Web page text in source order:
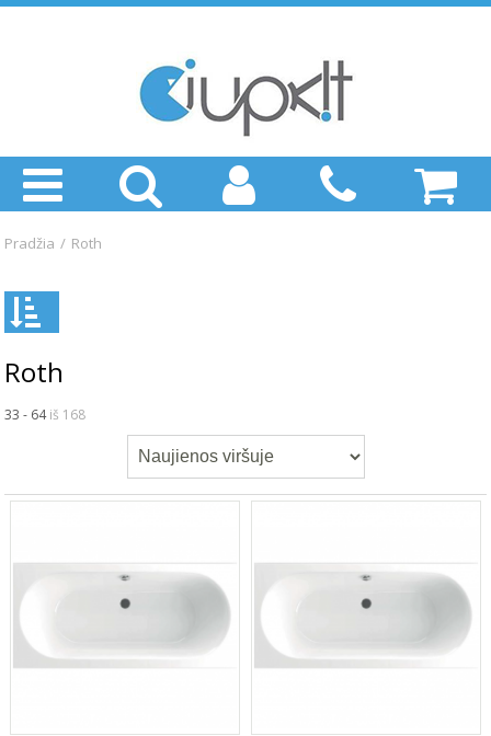
Pradžia / Roth
Roth
33 - 64 iš 168